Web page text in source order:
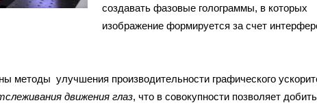
создавать фазовые голограммы, в которых
изображение формируется за счет
методы улучшения производительности графического
движения глаз, что в совокупности позволяет